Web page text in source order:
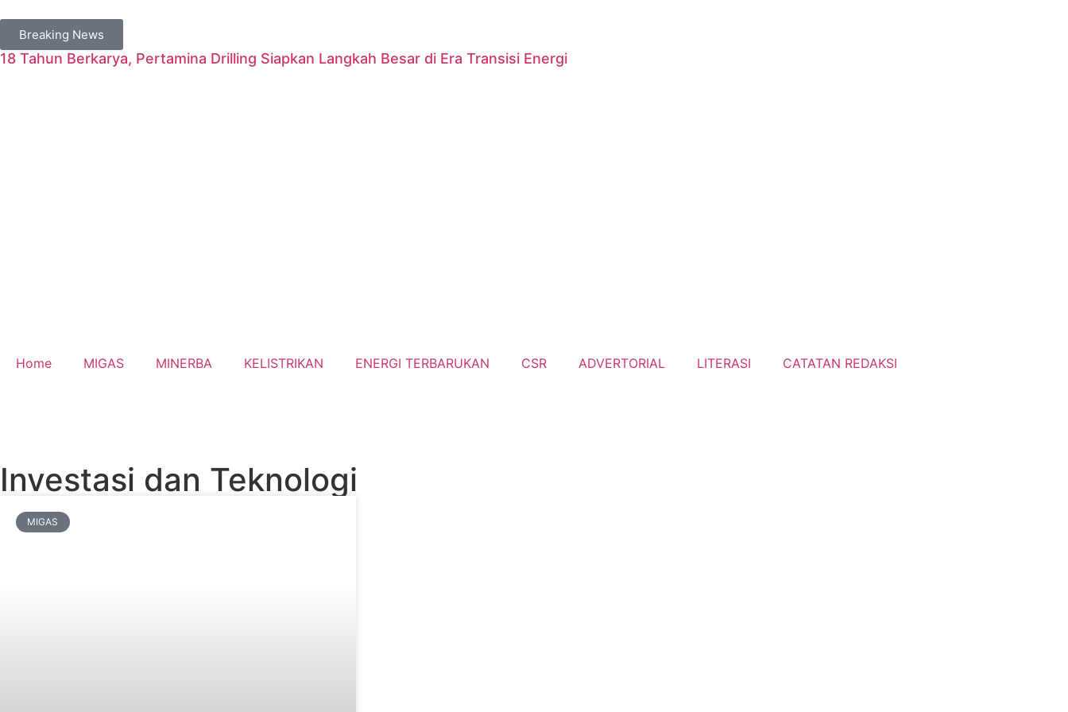
Breaking News
18 Tahun Berkarya, Pertamina Drilling Siapkan Langkah Besar di Era Transisi Energi
Home MIGAS MINERBA KELISTRIKAN ENERGI TERBARUKAN CSR ADVERTORIAL LITERASI CATATAN REDAKSI
Investasi dan Teknologi
MIGAS